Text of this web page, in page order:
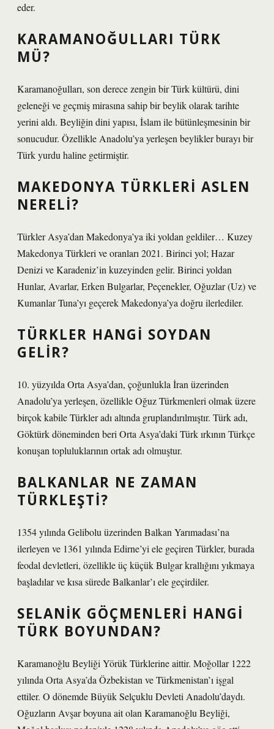
eder.
KARAMANOĞULLARI TÜRK
MÜ?
Karamanoğulları, son derece zengin bir Türk kültürü, dini
geleneği ve geçmiş mirasına sahip bir beylik olarak tarihte
yerini aldı. Beyliğin dini yapısı, İslam ile bütünleşmesinin bir
sonucudur. Özellikle Anadolu’ya yerleşen beylikler burayı bir
Türk yurdu haline getirmiştir.
MAKEDONYA TÜRKLERI ASLEN
NERELI?
Türkler Asya’dan Makedonya’ya iki yoldan geldiler… Kuzey
Makedonya Türkleri ve oranları 2021. Birinci yol; Hazar
Denizi ve Karadeniz’in kuzeyinden gelir. Birinci yoldan
Hunlar, Avarlar, Erken Bulgarlar, Peçenekler, Oğuzlar (Uz) ve
Kumanlar Tuna’yı geçerek Makedonya’ya doğru ilerlediler.
TÜRKLER HANGI SOYDAN
GELIR?
10. yüzyılda Orta Asya’dan, çoğunlukla İran üzerinden
Anadolu’ya yerleşen, özellikle Oğuz Türkmenleri olmak üzere
birçok kabile Türkler adı altında gruplandırılmıştır. Türk adı,
Göktürk döneminden beri Orta Asya’daki Türk ırkının Türkçe
konuşan topluluklarının ortak adı olmuştur.
BALKANLAR NE ZAMAN
TÜRKLEŞTI?
1354 yılında Gelibolu üzerinden Balkan Yarımadası’na
ilerleyen ve 1361 yılında Edirne’yi ele geçiren Türkler, burada
feodal devletleri, özellikle üç küçük Bulgar krallığını yıkmaya
başladılar ve kısa sürede Balkanlar’ı ele geçirdiler.
SELANIK GÖÇMENLERI HANGI
TÜRK BOYUNDAN?
Karamanoğlu Beyliği Yörük Türklerine aittir. Moğollar 1222
yılında Orta Asya’da Özbekistan ve Türkmenistan’ı işgal
ettiler. O dönemde Büyük Selçuklu Devleti Anadolu’daydı.
Oğuzların Avşar boyuna ait olan Karamanoğlu Beyliği,